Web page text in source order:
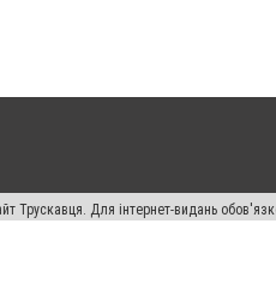
Трускавця. Для інтернет-видань